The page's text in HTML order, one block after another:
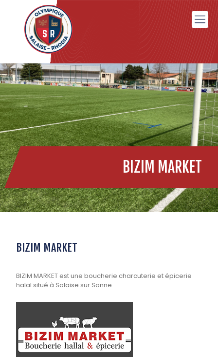
BIZIM MARKET
BIZIM MARKET
BIZIM MARKET est une boucherie charcuterie et épicerie
halal situé à Salaise sur Sanne.